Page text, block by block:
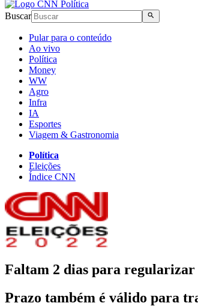
Buscar
Pular para o conteúdo
Ao vivo
Política
Money
WW
Agro
Infra
IA
Esportes
Viagem & Gastronomia
Política
Eleições
Índice CNN
Faltam 2 dias para regularizar
Prazo também é válido para